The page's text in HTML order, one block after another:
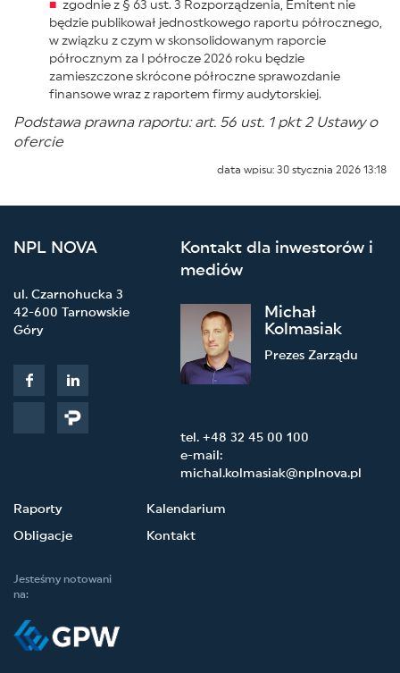
zgodnie z § 63 ust. 3 Rozporządzenia, Emitent nie
będzie publikował jednostkowego raportu półrocznego,
w związku z czym w skonsolidowanym raporcie
półrocznym za I półrocze 2026 roku będzie
zamieszczone skrócone półroczne sprawozdanie
finansowe wraz z raportem firmy audytorskiej.
Podstawa prawna raportu: art. 56 ust. 1 pkt 2 Ustawy o
ofercie
data wpisu: 30 stycznia 2026 13:18
NPL NOVA
ul. Czarnohucka 3
42-600 Tarnowskie
Góry
Kontakt dla inwestorów i
mediów
Michał
Kolmasiak
Prezes Zarządu
tel. +48 32 45 00 100
e-mail:
michal.kolmasiak@nplnova.pl
Raporty
Obligacje
Kalendarium
Kontakt
Jesteśmy notowani
na: